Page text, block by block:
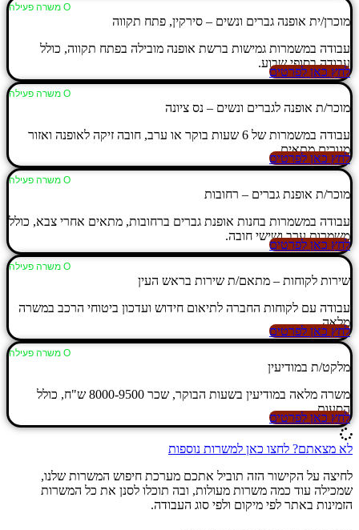
Ο משרה פעילה
מוכרן/ית אופנה גברים ונשים – סירקין, פתח תקווה
עבודה במשמרות גמישות ברשת אופנה מובילה בפתח תקווה, כולל
עבודה בסופי שבוע.
לחץ כאן לפרטים
Ο משרה פעילה
מוכר/ת אופנה לגברים ונשים – נס ציונה
עבודה במשמרות של 6 שעות בוקר או ערב, חובה זיקה לאופנה ואזור
מגורים מתאים.
לחץ כאן לפרטים
Ο משרה פעילה
מוכר/ת אופנת גברים – רחובות
עבודה במשמרות בחנות אופנת גברים ברחובות, מתאים אחרי צבא, כולל
משמרות ערב ושישי חובה.
לחץ כאן לפרטים
Ο משרה פעילה
שירות לקוחות – מתאם/ת שירות בראש העין
עבודה עם לקוחות החברה לתיאום חידוש ועדכון ביטוחי הרכב במשרה
מלאה.
לחץ כאן לפרטים
Ο משרה פעילה
מלקט/ת במודיעין
משרה מלאה במודיעין בשעות הבוקר, שכר 8000-9500 ש"ח, כולל
הסעות.
לחץ כאן לפרטים
לא מצאתם? לחצו כאן למשרות נוספות
לחיצה על הקישור הזה תוביל אתכם מערכת חיפוש המשרות שלנו,
שמכילה עוד כמה משרות מעולות, ובה תוכלו לסנן את כל המשרות
הזמינות באתר לפי מיקום ולפי סוג העבודה.